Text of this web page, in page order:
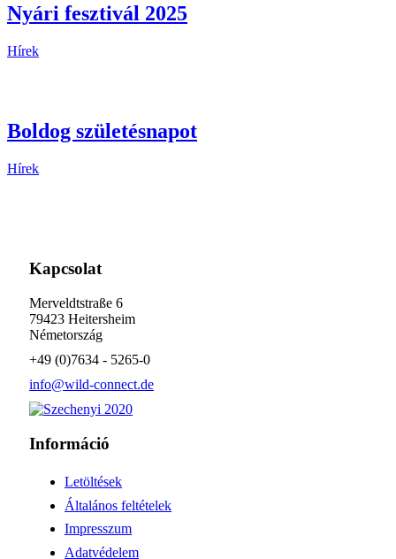
Nyári fesztivál 2025
Hírek
Boldog születésnapot
Hírek
Kapcsolat
Merveldtstraße 6
79423 Heitersheim
Németország
+49 (0)7634 - 5265-0
info@wild-connect.de
Információ
Letöltések
Általános feltételek
Impresszum
Adatvédelem